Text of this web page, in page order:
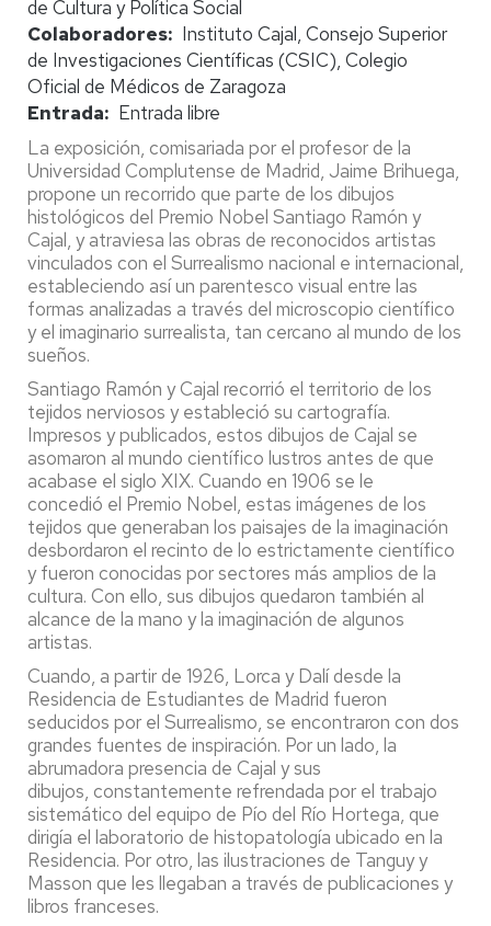
de Cultura y Política Social
Colaboradores
Instituto Cajal, Consejo Superior
de Investigaciones Científicas (CSIC), Colegio
Oficial de Médicos de Zaragoza
Entrada
Entrada libre
La exposición, comisariada por el profesor de la
Universidad Complutense de Madrid, Jaime Brihuega,
propone un recorrido que parte de los dibujos
histológicos del Premio Nobel Santiago Ramón y
Cajal, y atraviesa las obras de reconocidos artistas
vinculados con el Surrealismo nacional e internacional,
estableciendo así un parentesco visual entre las
formas analizadas a través del microscopio científico
y el imaginario surrealista, tan cercano al mundo de los
sueños.
Santiago Ramón y Cajal recorrió el territorio de los
tejidos nerviosos y estableció su cartografía.
Impresos y publicados, estos dibujos de Cajal se
asomaron al mundo cientí­fico lustros antes de que
acabase el siglo XIX. Cuando en 1906 se le
concedió el Premio Nobel, estas imágenes de los
tejidos que generaban los paisajes de la imaginación
desbordaron el recinto de lo estrictamente cientí­fico
y fueron conocidas por sectores más amplios de la
cultura. Con ello, sus dibujos quedaron también al
alcance de la mano y la imaginación de algunos
artistas.
Cuando, a partir de 1926, Lorca y Dalí desde la
Residencia de Estudiantes de Madrid fueron
seducidos por el Surrealismo, se encontraron con dos
grandes fuentes de inspiración. Por un lado, la
abrumadora presencia de Cajal y sus
dibujos, constantemente refrendada por el trabajo
sistemático del equipo de Pío del Río Hortega, que
dirigía el laboratorio de histopatología ubicado en la
Residencia. Por otro, las ilustraciones de Tanguy y
Masson que les llegaban a través de publicaciones y
libros franceses.